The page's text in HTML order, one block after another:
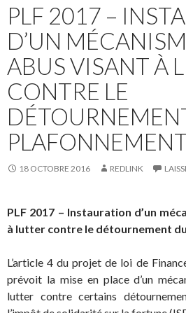
PLF 2017 –
D’UN
ABUS VISANT À
CONTRE LE
PLAFONNEMENT
18 OCTOBRE 2016 REDLINK
PLF 2017 – Instauration d’un
à lutter contre le détournement du
L’article 4 du projet de loi de
prévoit la mise en place d’un
lutter contre certains